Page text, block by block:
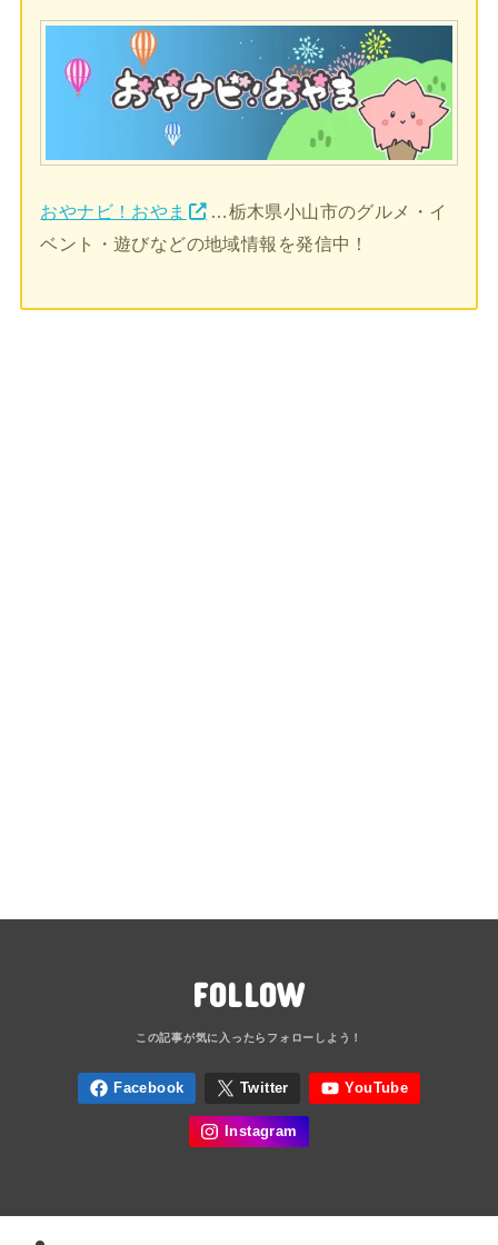
おやナビ！おやま
…栃木県小山市のグルメ・イ
ベント・遊びなどの地域情報を発信中！
FOLLOW